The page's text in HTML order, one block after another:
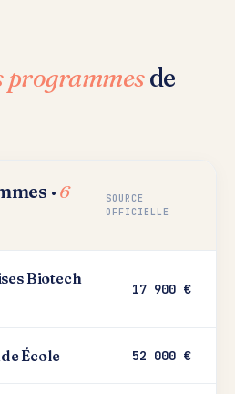
programmesde
· 6
SOURCE
OFFICIELLE
Biotech
17 900 €
École 52 000 €